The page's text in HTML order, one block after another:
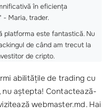
în eficiența
- Maria, trader.
platforma este fantastică. Nu
de când am trecut la
de cripto.
abilitățile de trading cu
, nu aștepta! Contactează-
webmaster.md. Hai